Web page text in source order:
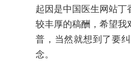
起因是中国医生网站
较丰厚的稿酬，希望我
普，当然就想到了要
念。